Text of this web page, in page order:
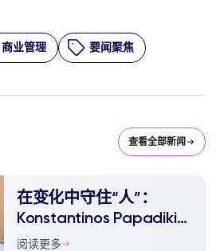
商业管理 要闻聚焦
查看全部新闻
在变化中守住“人”：
Konstantinos Papadikis
教授与西浦的十五年
阅读更多